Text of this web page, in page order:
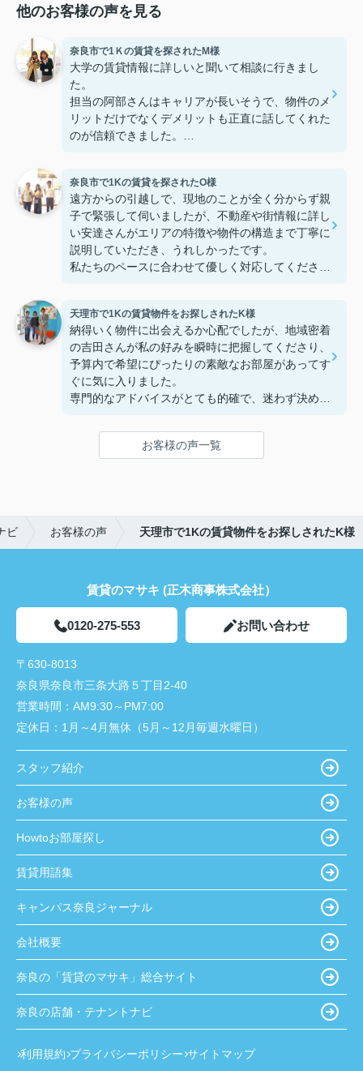
他のお客様の声を見る
奈良市で1Ｋの賃貸を探されたM様
大学の賃貸情報に詳しいと聞いて相談に行きまし
た。
担当の阿部さんはキャリアが長いそうで、物件のメ
リットだけでなくデメリットも正直に話してくれた
のが信頼できました。
す。
奈良市で1Kの賃貸を探されたO様
遠方からの引越しで、現地のことが全く分からず親
子で緊張して伺いましたが、不動産や街情報に詳し
い安達さんがエリアの特徴や物件の構造まで丁寧に
説明していただき、うれしかったです。
私たちのペースに合わせて優しく対応してくださっ
り、感謝しています。安達さん、ありがとうござい
ました！
天理市で1Kの賃貸物件をお探しされたK様
納得いく物件に出会えるか心配でしたが、地域密着
の吉田さんが私の好みを瞬時に把握してくださり、
予算内で希望にぴったりの素敵なお部屋があってす
ぐに気に入りました。
専門的なアドバイスがとても的確で、迷わず決める
鍵の受け取りのときに、また元気(o・・o)/~お店に
お客様の声一覧
ビ お客様の声 天理市で1Kの賃貸物件をお探しされたK様
賃貸のマサキ (正木商事株式会社）
0120-275-553 お問い合わせ
〒630-8013
奈良県奈良市三条大路５丁目2-40
営業時間： AM9:30～PM7:00
定休日： 1月～4月無休（5月～12月毎週水曜日）
スタッフ紹介
お客様の声
Howtoお部屋探し
賃貸用語集
キャンパス奈良ジャーナル
会社概要
奈良の「賃貸のマサキ」総合サイト
奈良の店舗・テナントナビ
利用規約 プライバシーポリシー サイトマップ